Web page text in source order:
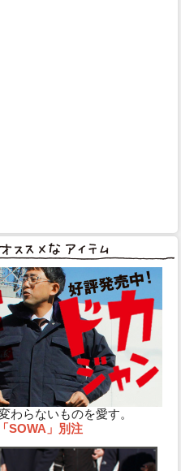
わらないものを愛す。
SOWA」別注